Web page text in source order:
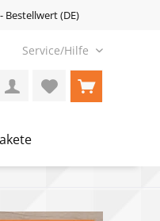
Bestellwert (DE)
Service/Hilfe